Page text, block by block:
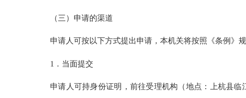
（三）申请的渠道
申请人可按以下方式提出申请，本机关将按照《条例》规
1．当面提交
申请人可持身份证明，前往受理机构（地点：上杭县临